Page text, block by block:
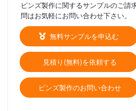
ピンズ製作に関するサンプルのご請
問はお気軽にお問い合わせ下さい。
無料サンプルを申込む
見積り(無料)を依頼する
ピンズ製作のお問い合わせ